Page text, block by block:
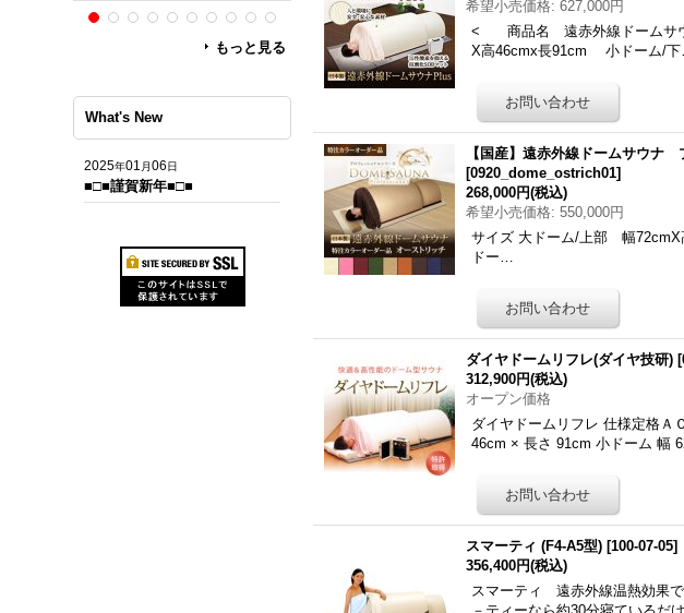
もっと見る
What's New
2025年01 月06日
■□■謹賀新年■□■
希望小売価格: 627,000円
< 商品名 遠赤外線ドームサ
X高46cmx長91cm 小ドーム/下
【国産】遠赤外線ドームサウ
[0920_dome_ostrich01]
268,000円(税込)
希望小売価格: 550,000円
サイズ 大ドーム/上部 幅
ドー…
ダイヤドームリフレ(ダイヤ技研) [
312,900円(税込)
オープン価格
ダイヤドームリフレ 仕様定格Ａ
46cm × 長さ 91cm 小ドーム 幅
スマーティ (F4-A5型) [100-07-05]
356,400円(税込)
スマーティ 遠赤外線温熱効果